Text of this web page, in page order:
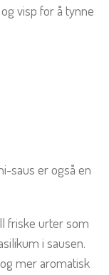
visp for å tynne
saus er også en
friske urter som
i sausen.
mer aromatisk